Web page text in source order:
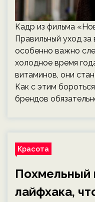
Кадр из фильма
Правильный уход
особенно важно
холодное время
витаминов, они
Как с этим
брендов
Красота
Похмельный
лайфхака,